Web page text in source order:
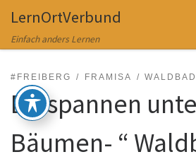
Zum Inhalt springen
LernOrtVerbund
Einfach anders Lernen
#FREIBERG FRAMISA
Entspannen
Bäumen- “